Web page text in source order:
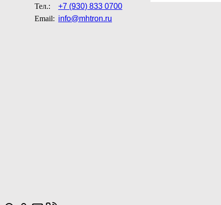
Тел.:
+7 (930) 833 0700
Email: info@mhtron.ru